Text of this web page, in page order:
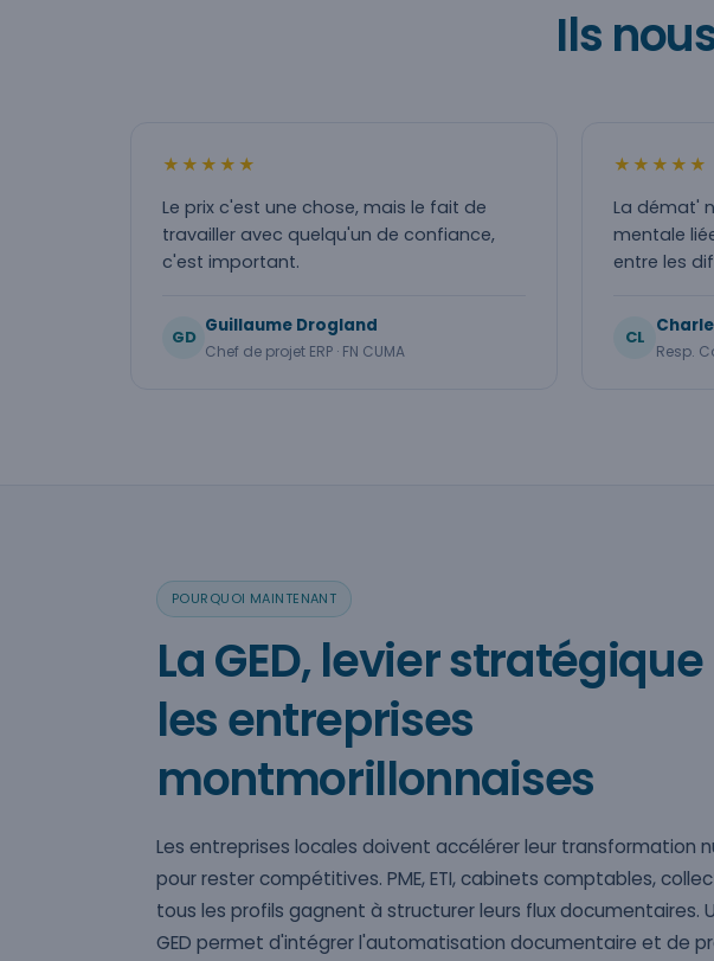
Ils
★★★★★
Le prix c'est une chose, mais le fait de
travailler avec quelqu'un de confiance,
c'est important.
GD
Guillaume Drogland
Chef de projet ERP · FN CUMA
★★★★★
La démat'
mentale
entre les
CL
Resp.
POURQUOI MAINTENANT
La GED, levier
les entreprises
montmorillonnaises
Les entreprises locales doivent accélérer leur transformation
pour rester compétitives. PME, ETI, cabinets comptables,
tous les profils gagnent à structurer leurs flux documentaires.
GED permet d'intégrer l'automatisation documentaire et de